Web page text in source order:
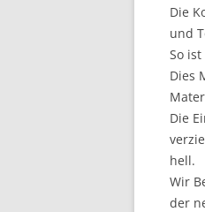
Die
und
So
Dies
Die
hell.
Wir
der